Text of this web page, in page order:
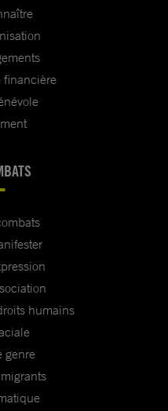
financière
humains
genre